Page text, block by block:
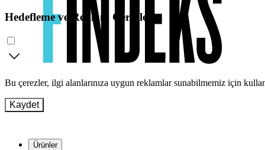
Hedefleme ve Reklam Çerezleri
Bu çerezler, ilgi alanlarınıza uygun reklamlar sunabilmemiz için
Kaydet
Ürünler